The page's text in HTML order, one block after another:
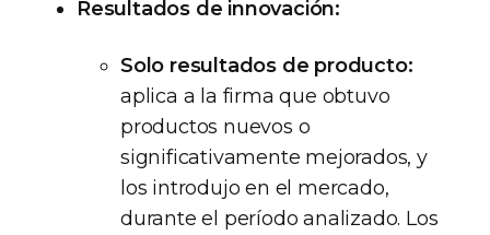
Resultados de innovación:
Solo resultados de producto:
aplica a la firma que obtuvo
productos nuevos o
significativamente mejorados, y
los introdujo en el mercado,
durante el período analizado. Los